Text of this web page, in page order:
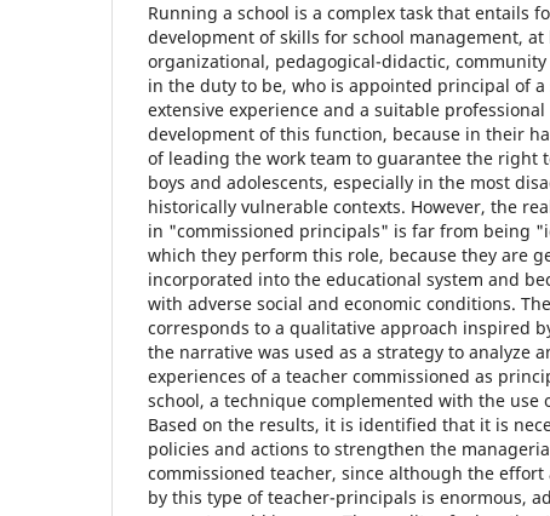
Running a school is a complex task that entails
development of skills for school management,
organizational, pedagogical-didactic,
in the duty to be, who is appointed principal of a
extensive experience and a suitable
development of this function, because in their
of leading the work team to guarantee the right
boys and adolescents, especially in the most
historically vulnerable contexts. However, the
in "commissioned principals" is far from being
which they perform this role, because they are
incorporated into the educational system and
with adverse social and economic conditions.
corresponds to a qualitative approach inspired
the narrative was used as a strategy to analyze
experiences of a teacher commissioned as
school, a technique complemented with the use
Based on the results, it is identified that it is
policies and actions to strengthen the
commissioned teacher, since although the
by this type of teacher-principals is enormous,